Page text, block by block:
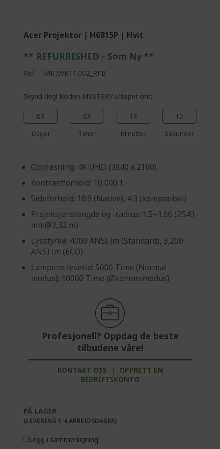
g
a
Acer Projektor | H6815P | Hvit
** REFURBISHED - Som Ny **
Ref. MR.JWK11.002_RFB
Skynd deg! Koden MYSTERY utløper om:
03
Dager
03
Timer
13
Minutter
11
Sekunder
Oppløsning: 4K UHD (3840 x 2160)
Kontrastforhold: 10,000:1
Sideforhold: 16:9 (Native), 4:3 (kompatibel)
Projeksjonslengde og -radius: 1.5~1.66 (2540
mm@3,32 m)
Lysstyrke: 4000 ANSI lm (Standard), 3,200
ANSI lm (ECO)
Lampens levetid: 5000 Time (Normal
modus); 10000 Time (Økonomimodus)
Profesjonell? Oppdag de beste
tilbudene våre!
KONTAKT OSS |
OPPRETT EN
BEDRIFTSKONTO
PÅ LAGER
(LEVERING 1-4 ARBEIDSDAGER)
Legg i sammenligning